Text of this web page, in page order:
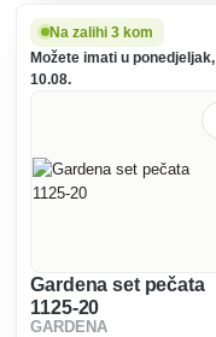
Na zalihi 3 kom
Možete imati u ponedjeljak,
10.08.
Gardena set pečata
1125-20
GARDENA